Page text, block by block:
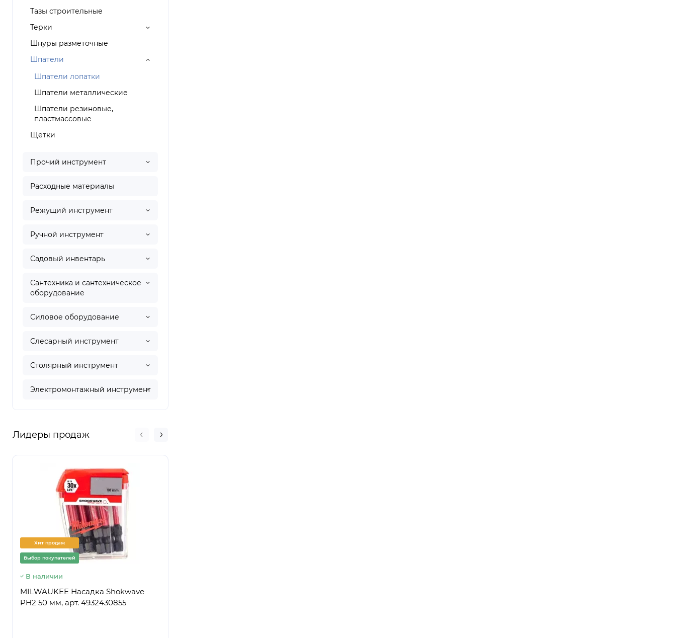
Тазы строительные
Терки
Шнуры разметочные
Шпатели
Шпатели лопатки
Шпатели металлические
Шпатели резиновые,
пластмассовые
Щетки
Прочий инструмент
Расходные материалы
Режущий инструмент
Ручной инструмент
Садовый инвентарь
Сантехника и сантехническое
оборудование
Силовое оборудование
Слесарный инструмент
Столярный инструмент
Электромонтажный инструмент
Лидеры продаж
Хит продаж
Выбор покупателей
В наличии
MILWAUKEE Насадка Shokwave
PH2 50 мм, арт. 4932430855